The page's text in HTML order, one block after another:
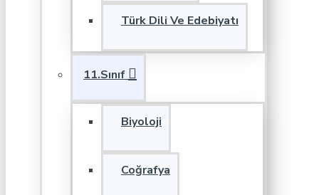
Türk Dili Ve Edebiyatı
11.Sınıf
Biyoloji
Coğrafya